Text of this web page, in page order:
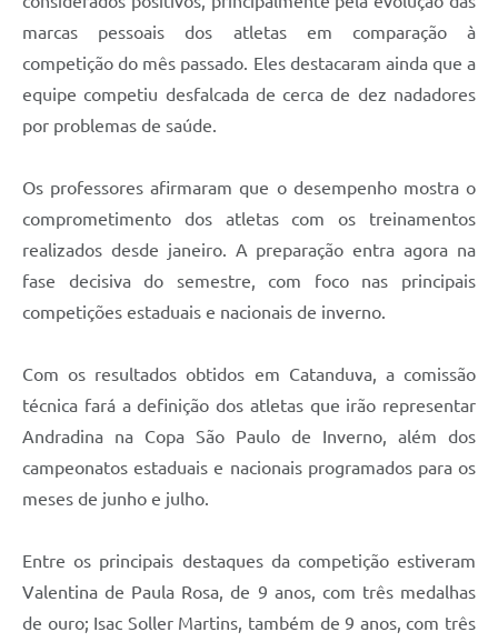
marcas pessoais dos atletas em comparação à
competição do mês passado. Eles destacaram ainda que a
equipe competiu desfalcada de cerca de dez nadadores
por problemas de saúde.
Os professores afirmaram que o desempenho mostra o
comprometimento dos atletas com os treinamentos
realizados desde janeiro. A preparação entra agora na
fase decisiva do semestre, com foco nas principais
competições estaduais e nacionais de inverno.
Com os resultados obtidos em Catanduva, a comissão
técnica fará a definição dos atletas que irão representar
Andradina na Copa São Paulo de Inverno, além dos
campeonatos estaduais e nacionais programados para os
meses de junho e julho.
Entre os principais destaques da competição estiveram
Valentina de Paula Rosa, de 9 anos, com três medalhas
de ouro; Isac Soller Martins, também de 9 anos, com três